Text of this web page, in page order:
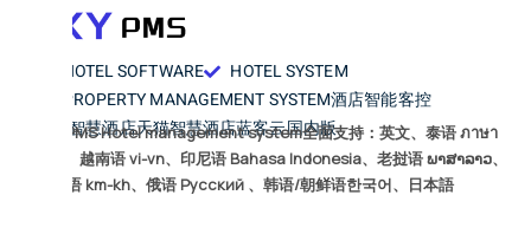
HOTEL SOFTWARE
HOTEL SYSTEM
PROPERTY MANAGEMENT SYSTEM酒店智能客控
小度智慧酒店天猫智慧酒店蓝客云国内版
LKYPMS Hotel management system全面支持：英文、泰语 ภาษา
ไทย、越南语 vi-vn、印尼语 Bahasa Indonesia、老挝语 ພາສາລາວ、
高棉语 km-kh、俄语 Русский 、韩语/朝鲜语한국어、日本語